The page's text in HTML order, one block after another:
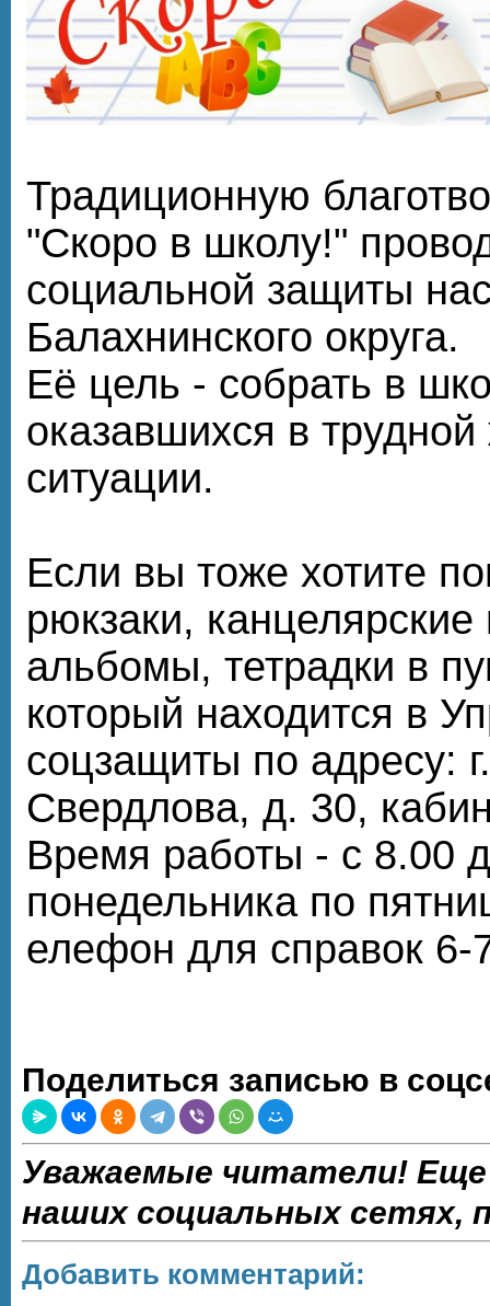
Традиционную
"Скоро в школу!"
социальной защиты
Балахнинского округа.
Её цель - собрать в
оказавшихся в
ситуации.
Если вы тоже хотите
рюкзаки,
альбомы, тетрадки в
который находится в
соцзащиты по адресу:
Свердлова, д. 30,
Время работы - с 8.00
понедельника по
елефон для справок 6-
Поделиться записью в
Уважаемые читатели!
наших социальных сетях,
Добавить комментарий: